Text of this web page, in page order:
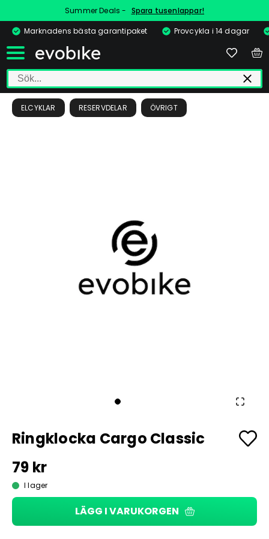
Summer Deals - Spara tusenlappar!
Marknadens bästa garantipaket
Provcykla i 14 dagar
ELCYKLAR RESERVDELAR ÖVRIGT
Ringklocka Cargo Classic
79 kr
I lager
LÄGG I VARUKORGEN